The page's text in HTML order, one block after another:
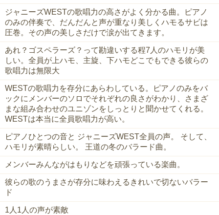
ジャニーズWESTの歌唱力の高さがよく分かる曲。ピアノ
のみの伴奏で、だんだんと声が重なり美しくハモるサビは
圧巻。その声の美しさだけで涙が出てきます。
あれ？ゴスペラーズ？って勘違いする程7人のハモリが美
しい。全員が上ハモ、主旋、下ハモどこでもできる彼らの
歌唱力は無限大
WESTの歌唱力を存分にあらわしている。ピアノのみをバ
ックにメンバーのソロでそれぞれの良さがわかり、さまざ
まな組み合わせのユニゾンをしっとりと聞かせてくれる。
WESTは本当に全員歌唱力が高い。
ピアノひとつの音と ジャニーズWEST全員の声。 そして、
ハモリが素晴らしい。 王道の冬のバラード曲。
メンバーみんながはもりなどを頑張っている楽曲。
彼らの歌のうまさが存分に味わえるきれいで切ないバラー
ド
1人1人の声が素敵